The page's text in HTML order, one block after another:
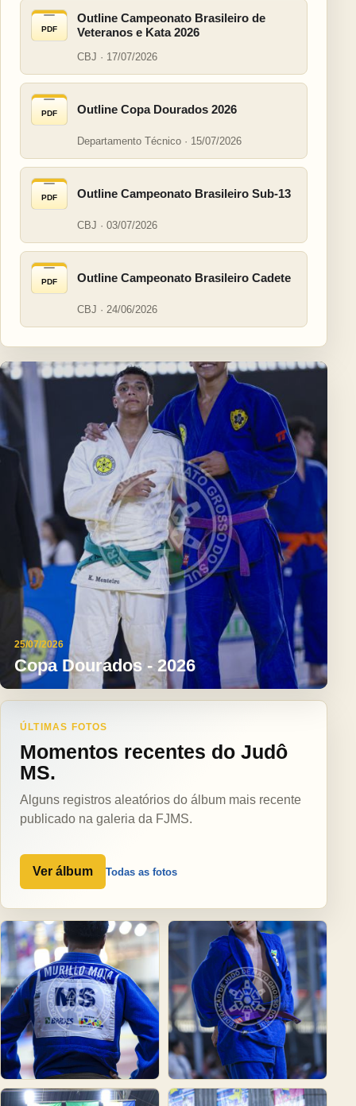
PDF
Outline Campeonato Brasileiro de
Veteranos e Kata 2026
CBJ · 17/07/2026
PDF Outline Copa Dourados 2026
Departamento Técnico · 15/07/2026
PDF Outline Campeonato Brasileiro Sub-13
CBJ · 03/07/2026
PDF Outline Campeonato Brasileiro Cadete
CBJ · 24/06/2026
25/07/2026
Copa Dourados - 2026
ÚLTIMAS FOTOS
Momentos recentes do Judô
MS.
Alguns registros aleatórios do álbum mais recente
publicado na galeria da FJMS.
Ver álbum Todas as fotos